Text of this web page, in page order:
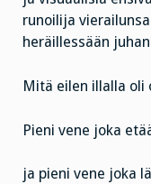
runoilija
heräillessään
Mitä eilen illalla oli
Pieni vene joka
ja pieni vene joka